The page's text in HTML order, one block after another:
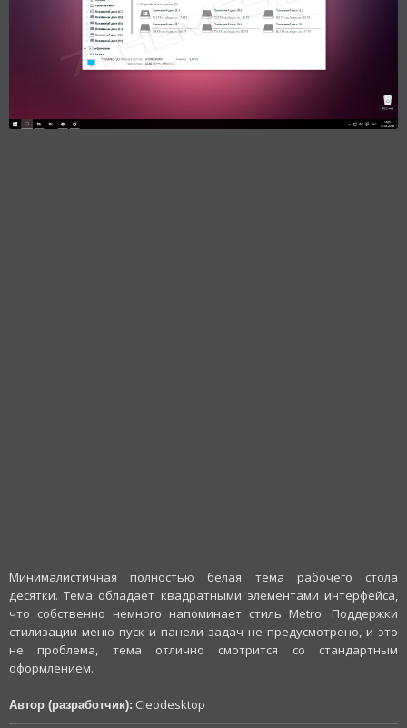
Минималистичная полностью белая тема рабочего стола
десятки. Тема обладает квадратными элементами интерфейса,
что собственно немного напоминает стиль Metro. Поддержки
стилизации меню пуск и панели задач не предусмотрено, и это
не проблема, тема отлично смотрится со стандартным
оформлением.
Автор (разработчик): Cleodesktop